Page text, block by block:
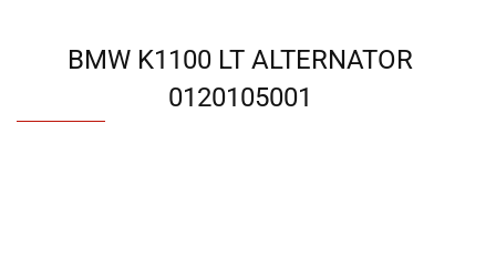
BMW K1100 LT ALTERNATOR
0120105001